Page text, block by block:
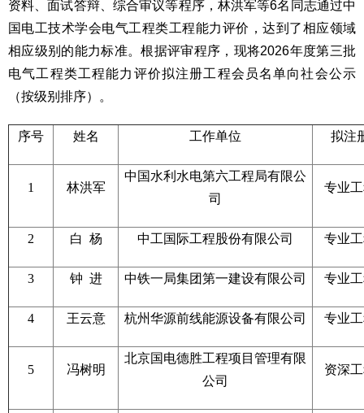
资料、面试答辩、综合审议等程序，林洪军等6名同志通过中
国电工技术学会电气工程类工程能力评价，达到了相应领域
相应级别的能力标准。根据评审程序，现将2026年度第三批
电气工程类工程能力评价拟注册工程会员名单向社会公示
（按级别排序）。
序号 姓名 工作单位 拟注
1 林洪军
中国水利水电第六工程局有限公
司
专业
2 白 杨 中工国际工程股份有限公司 专业
3 钟 进 中铁一局集团第一建设有限公司 专业
4 王云意 杭州华源前线能源设备有限公司 专业
5 冯树明
北京国电德胜工程项目管理有限
公司
资深